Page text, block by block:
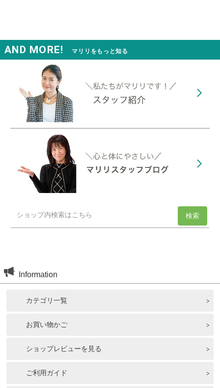
AND MORE! マリリをもっと知る
Information
カテゴリ一覧
お買い物かご
ショップレビューを見る
ご利用ガイド